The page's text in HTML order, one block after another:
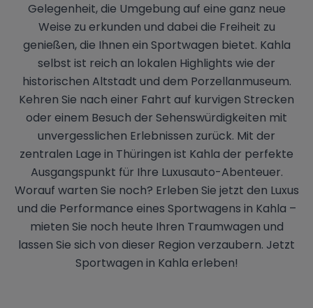
Gelegenheit, die Umgebung auf eine ganz neue
Weise zu erkunden und dabei die Freiheit zu
genießen, die Ihnen ein Sportwagen bietet. Kahla
selbst ist reich an lokalen Highlights wie der
historischen Altstadt und dem Porzellanmuseum.
Kehren Sie nach einer Fahrt auf kurvigen Strecken
oder einem Besuch der Sehenswürdigkeiten mit
unvergesslichen Erlebnissen zurück. Mit der
zentralen Lage in Thüringen ist Kahla der perfekte
Ausgangspunkt für Ihre Luxusauto-Abenteuer.
Worauf warten Sie noch? Erleben Sie jetzt den Luxus
und die Performance eines Sportwagens in Kahla –
mieten Sie noch heute Ihren Traumwagen und
lassen Sie sich von dieser Region verzaubern. Jetzt
Sportwagen in Kahla erleben!